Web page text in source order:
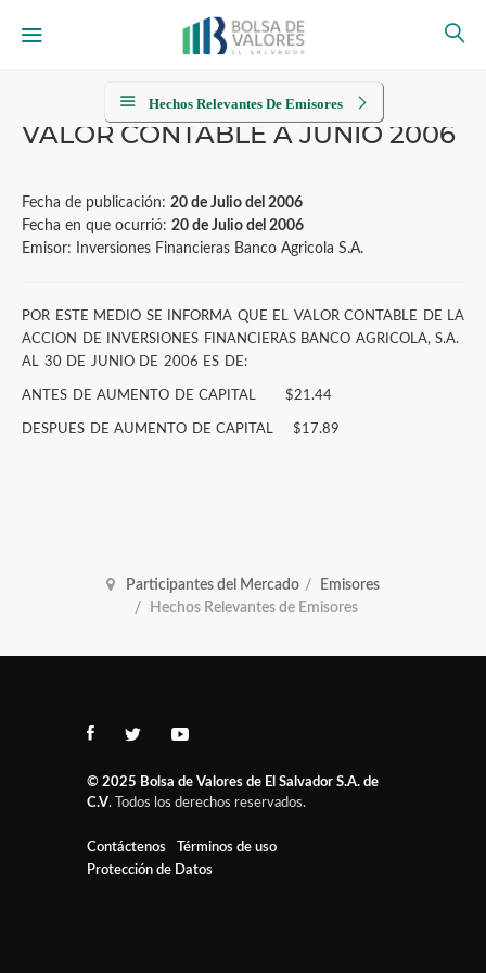
Hechos Relevantes De Emisores
VALOR CONTABLE A JUNIO 2006
Fecha de publicación: 20 de Julio del 2006
Fecha en que ocurrió: 20 de Julio del 2006
Emisor: Inversiones Financieras Banco Agricola S.A.
POR ESTE MEDIO SE INFORMA QUE EL VALOR CONTABLE DE LA
ACCION DE INVERSIONES FINANCIERAS BANCO AGRICOLA, S.A.
AL 30 DE JUNIO DE 2006 ES DE:
ANTES DE AUMENTO DE CAPITAL $21.44
DESPUES DE AUMENTO DE CAPITAL $17.89
Participantes del Mercado
Emisores
Hechos Relevantes de Emisores
© 2025 Bolsa de Valores de El Salvador S.A. de
C.V. Todos los derechos reservados.
Contáctenos
Términos de uso
Protección de Datos